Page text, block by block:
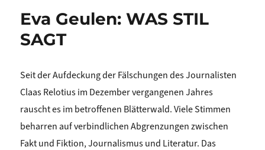
Eva Geulen: WAS STIL
SAGT
Seit der Aufdeckung der Fälschungen des Journalisten
Claas Relotius im Dezember vergangenen Jahres
rauscht es im betroffenen Blätterwald. Viele Stimmen
beharren auf verbindlichen Abgrenzungen zwischen
Fakt und Fiktion, Journalismus und Literatur. Das